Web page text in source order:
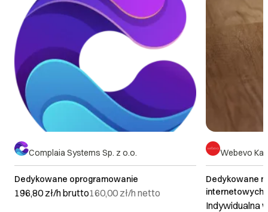
Complaia Systems Sp. z o.o.
Dedykowane oprogramowanie
196,80 zł/hbrutto160,00 zł/h netto
Webevo
Dedykowane
internetowych
Indywidualna